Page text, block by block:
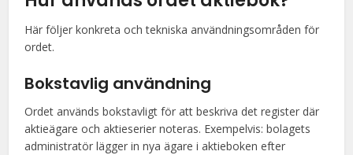
Här följer konkreta och tekniska användningsområden för
ordet.
Bokstavlig användning
Ordet används bokstavligt för att beskriva det register där
aktieägare och aktieserier noteras. Exempelvis: bolagets
administratör lägger in nya ägare i aktieboken efter